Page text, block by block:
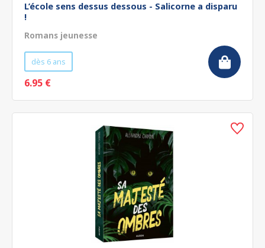
L’école sens dessus dessous - Salicorne a disparu
!
Romans jeunesse
dès 6 ans
6.95 €